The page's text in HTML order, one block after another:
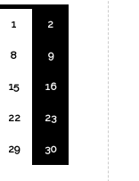
1 2
8 9
15 16
22 23
29 30